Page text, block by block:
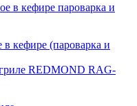
кефире (пароварка и